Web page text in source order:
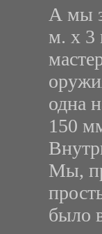
А мы
м. х 3
одна
150
Мы,
было